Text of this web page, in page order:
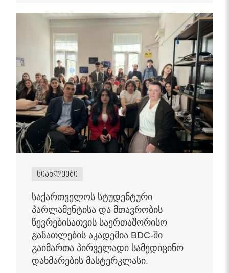
სიახლეები
საქართველოს სტუდენტური
პარლამენტისა და მთავრობის
წევრებისათვის საერთაშორისო
განათლების აკადემია BDC-ში
გაიმართა პირველადი სამედიცინო
დახმარების მასტერკლასი.